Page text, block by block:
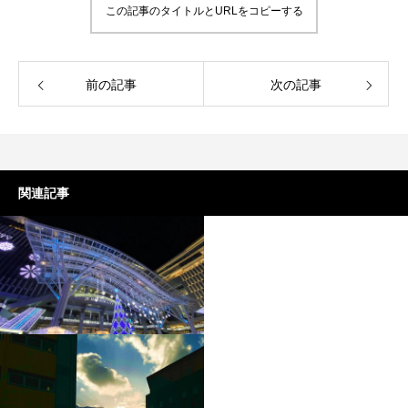
この記事のタイトルとURLをコピーする
前の記事 次の記事
関連記事